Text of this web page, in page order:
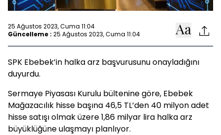
25 Ağustos 2023, Cuma 11:04
Güncelleme : 25 Ağustos 2023, Cuma 11:04
SPK Ebebek’in halka arz başvurusunu onayladığını
duyurdu.
Sermaye Piyasası Kurulu bültenine göre, Ebebek
Mağazacılık hisse başına 46,5 TL’den 40 milyon adet
hisse satışı olmak üzere 1,86 milyar lira halka arz
büyüklüğüne ulaşmayı planlıyor.